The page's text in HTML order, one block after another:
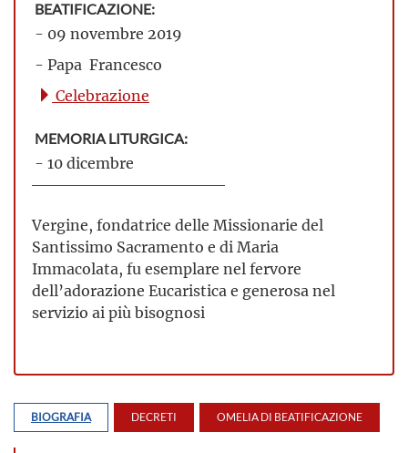
BEATIFICAZIONE:
- 09 novembre 2019
- Papa Francesco
Celebrazione
MEMORIA LITURGICA:
- 10 dicembre
Vergine, fondatrice delle Missionarie del
Santissimo Sacramento e di Maria
Immacolata, fu esemplare nel fervore
dell’adorazione Eucaristica e generosa nel
servizio ai più bisognosi
BIOGRAFIA DECRETI OMELIA DI BEATIFICAZIONE